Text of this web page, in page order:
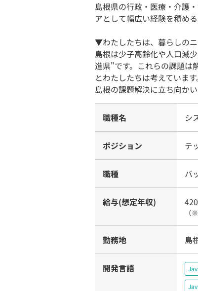
島根県の行政・医療・介護
アとして幅広い経験を積める
▼わたしたちは、暮らしの
島根は少子高齢化や人口減
進県"です。これらの課題は
とわたしたちは考えていま
島根の課題解決に立ち向か
職種名 シ
ポジション テ
職種 バ
給与(想定年収)
（※
勤務地 島
開発言語